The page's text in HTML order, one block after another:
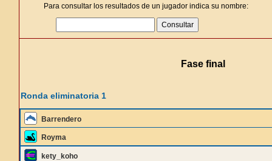
Para consultar los resultados de un jugador indica su nombre:
Fase final
Ronda eliminatoria 1
Barrendero
Royma
kety_koho